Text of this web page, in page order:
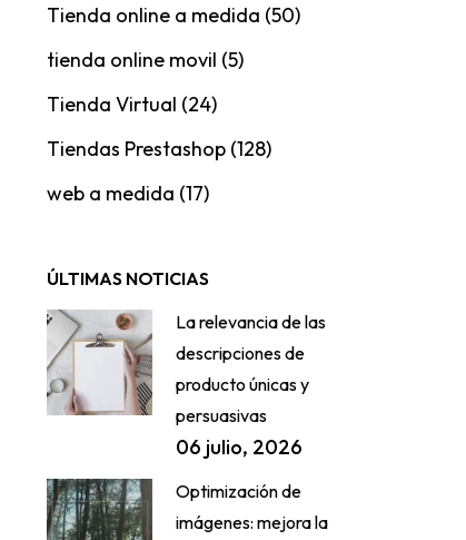
Tienda online a medida (50)
tienda online movil (5)
Tienda Virtual (24)
Tiendas Prestashop (128)
web a medida (17)
ÚLTIMAS NOTICIAS
La relevancia de las
descripciones de
producto únicas y
persuasivas
06 julio, 2026
Optimización de
imágenes: mejora la